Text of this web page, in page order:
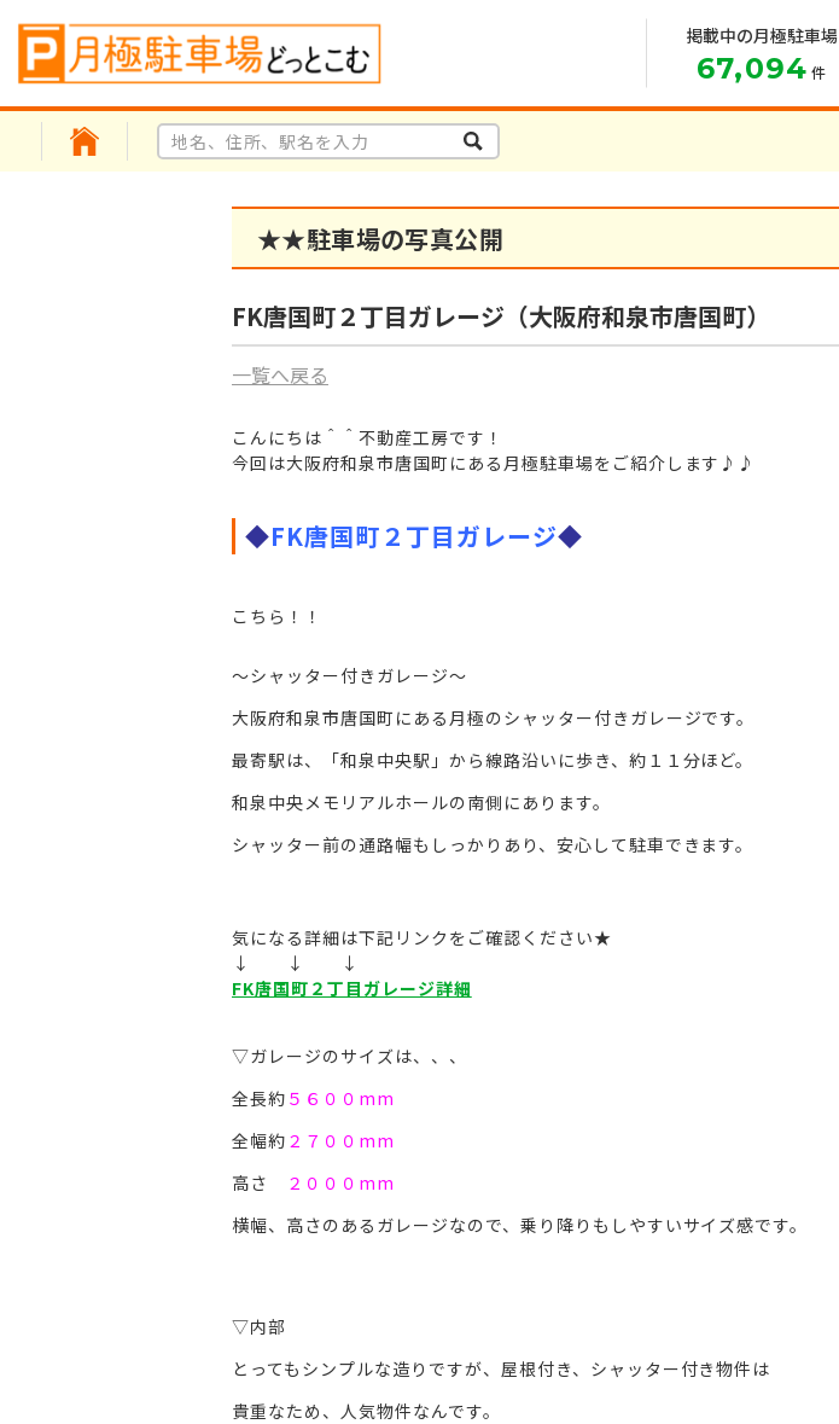
掲載中の月極駐車場
67,094 件
★★駐車場の写真公開
FK唐国町２丁目ガレージ（大阪府和泉市唐国町）
一覧へ戻る
こんにちは＾＾不動産工房です！
今回は大阪府和泉市唐国町にある月極駐車場をご紹介します♪♪
◆FK唐国町２丁目ガレージ◆
こちら！！
～シャッター付きガレージ～
大阪府和泉市唐国町にある月極のシャッター付きガレージです。
最寄駅は、「和泉中央駅」から線路沿いに歩き、約１１分ほど。
和泉中央メモリアルホールの南側にあります。
シャッター前の通路幅もしっかりあり、安心して駐車できます。
気になる詳細は下記リンクをご確認ください★
↓ ↓ ↓
FK唐国町２丁目ガレージ詳細
▽ガレージのサイズは、、、
全長約 ５６００mm
全幅約 ２７００mm
高さ
２０００mm
横幅、高さのあるガレージなので、乗り降りもしやすいサイズ感です。
▽内部
とってもシンプルな造りですが、屋根付き、シャッター付き物件は
貴重なため、人気物件なんです。